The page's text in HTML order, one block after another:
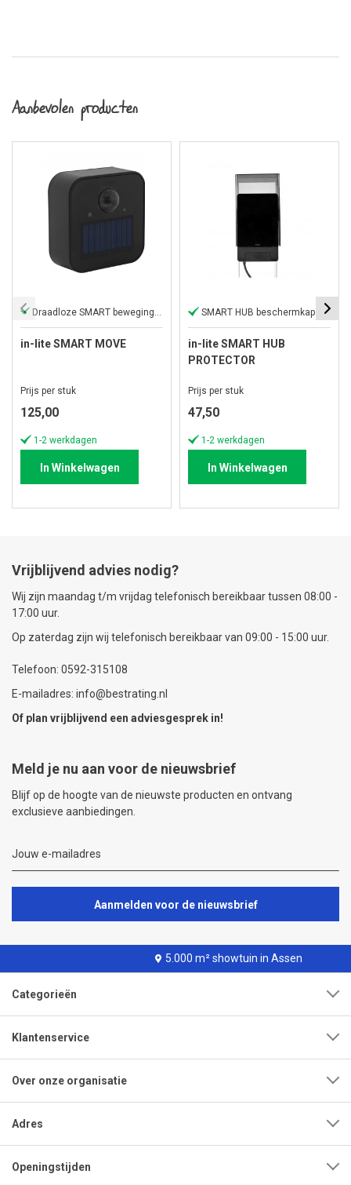
Aanbevolen producten
Draadloze SMART bewegingssensor
in-lite SMART MOVE
Prijs per stuk
125,00
1-2 werkdagen
In Winkelwagen
SMART HUB beschermkap
in-lite SMART HUB
PROTECTOR
Prijs per stuk
47,50
1-2 werkdagen
In Winkelwagen
Vrijblijvend advies nodig?
Wij zijn maandag t/m vrijdag telefonisch bereikbaar tussen 08:00 -
17:00 uur.
Op zaterdag zijn wij telefonisch bereikbaar van 09:00 - 15:00 uur.
Telefoon: 0592-315108
E-mailadres: info@bestrating.nl
Of plan vrijblijvend een adviesgesprek in!
Meld je nu aan voor de nieuwsbrief
Blijf op de hoogte van de nieuwste producten en ontvang
exclusieve aanbiedingen.
Aanmelden voor de nieuwsbrief
5.000 m² showtuin in Assen
Categorieën
Klantenservice
Over onze organisatie
Adres
Openingstijden